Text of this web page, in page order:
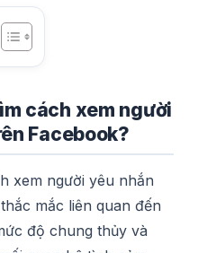
cách xem người
Facebook?
xem người yêu nhắn
mắc liên quan đến
độ chung thủy và